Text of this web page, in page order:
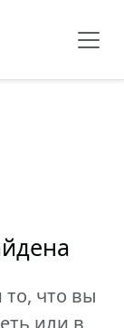
что вы
или в